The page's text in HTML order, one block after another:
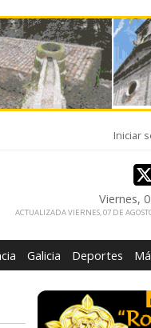
Iniciar
Viernes,
ACTUALIZADA VIERNES, 07 DE
Galicia Deportes